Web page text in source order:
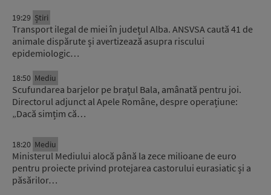
19:29 Știri
Transport ilegal de miei în județul Alba. ANSVSA caută 41 de
animale dispărute și avertizează asupra riscului
epidemiologic…
18:50 Mediu
Scufundarea barjelor pe brațul Bala, amânată pentru joi.
Directorul adjunct al Apele Române, despre operațiune:
„Dacă simțim că…
18:20 Mediu
Ministerul Mediului alocă până la zece milioane de euro
pentru proiecte privind protejarea castorului eurasiatic și a
păsărilor…